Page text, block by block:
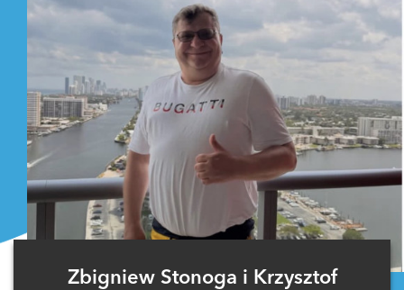
Zbigniew Stonoga i Krzysztof